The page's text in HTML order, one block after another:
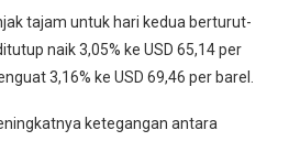
tajam untuk hari kedua berturut-
naik 3,05% ke USD 65,14 per
3,16% ke USD 69,46 per barel.
ketegangan antara